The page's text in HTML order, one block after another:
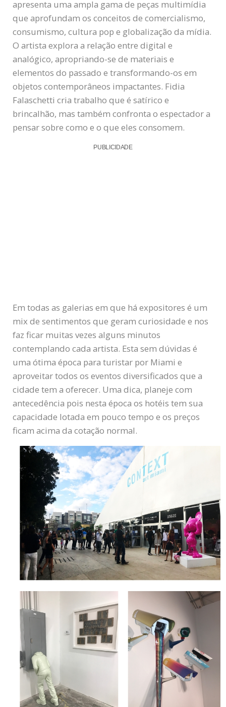
apresenta uma ampla gama de peças multimídia
que aprofundam os conceitos de comercialismo,
consumismo, cultura pop e globalização da mídia.
O artista explora a relação entre digital e
analógico, apropriando-se de materiais e
elementos do passado e transformando-os em
objetos contemporâneos impactantes. Fidia
Falaschetti cria trabalho que é satírico e
brincalhão, mas também confronta o espectador a
pensar sobre como e o que eles consomem.
PUBLICIDADE
Em todas as galerias em que há expositores é um
mix de sentimentos que geram curiosidade e nos
faz ficar muitas vezes alguns minutos
contemplando cada artista. Esta sem dúvidas é
uma ótima época para turistar por Miami e
aproveitar todos os eventos diversificados que a
cidade tem a oferecer. Uma dica, planeje com
antecedência pois nesta época os hotéis tem sua
capacidade lotada em pouco tempo e os preços
ficam acima da cotação normal.